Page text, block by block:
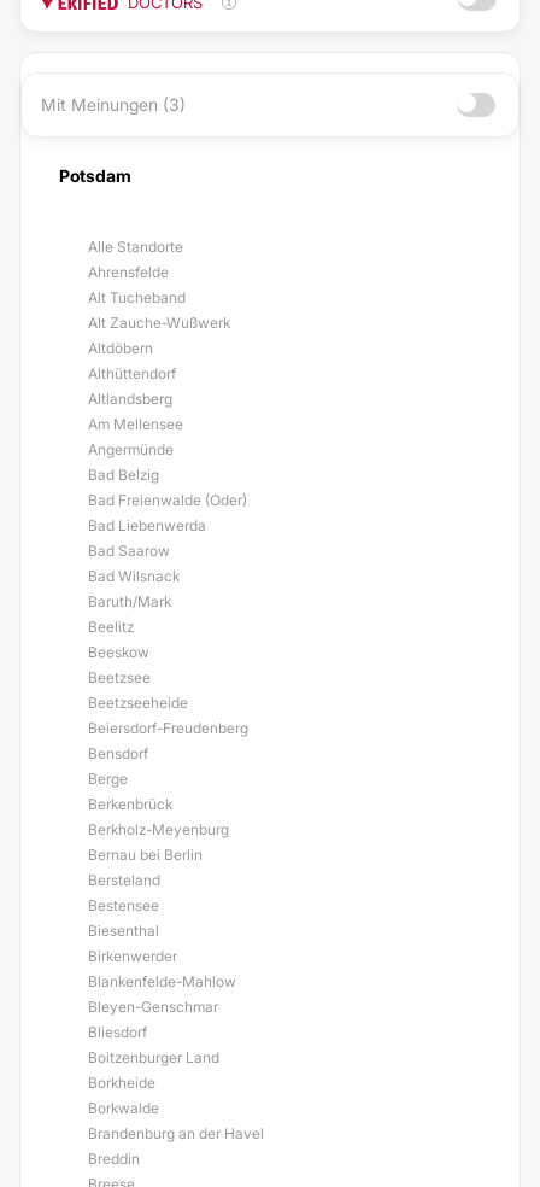
Mit Meinungen (3)
Potsdam
Alle Standorte
Ahrensfelde
Alt Tucheband
Alt Zauche-Wußwerk
Altdöbern
Althüttendorf
Altlandsberg
Am Mellensee
Angermünde
Bad Belzig
Bad Freienwalde (Oder)
Bad Liebenwerda
Bad Saarow
Bad Wilsnack
Baruth/Mark
Beelitz
Beeskow
Beetzsee
Beetzseeheide
Beiersdorf-Freudenberg
Bensdorf
Berge
Berkenbrück
Berkholz-Meyenburg
Bernau bei Berlin
Bersteland
Bestensee
Biesenthal
Birkenwerder
Blankenfelde-Mahlow
Bleyen-Genschmar
Bliesdorf
Boitzenburger Land
Borkheide
Borkwalde
Brandenburg an der Havel
Breddin